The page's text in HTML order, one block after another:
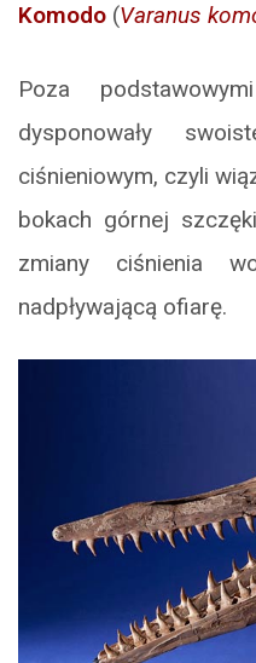
Komodo (Varanus
Poza
dysponowały
ciśnieniowym, czyli
bokach górnej
zmiany ciśnienia
nadpływającą ofiarę.